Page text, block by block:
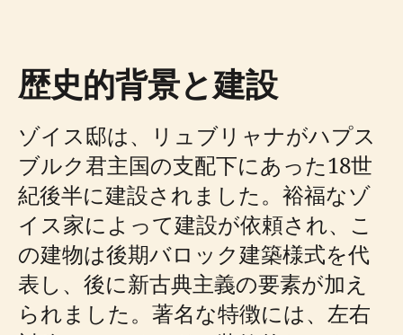
歴史的背景と建設
ゾイス邸は、リュブリャナがハプス
ブルク君主国の支配下にあった18世
紀後半に建設されました。裕福なゾ
イス家によって建設が依頼され、こ
の建物は後期バロック建築様式を代
表し、後に新古典主義の要素が加え
られました。著名な特徴には、左右